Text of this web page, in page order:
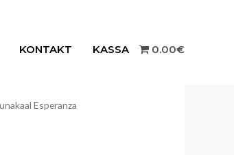
KONTAKT KASSA 0.00€
Esperanza